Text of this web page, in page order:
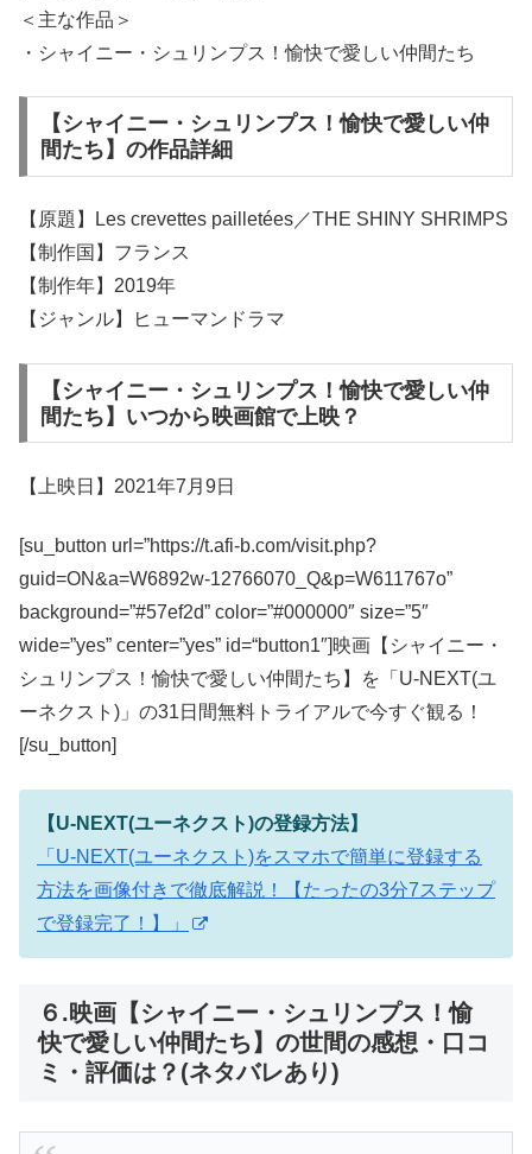
＜主な作品＞
・シャイニー・シュリンプス！愉快で愛しい仲間たち
【シャイニー・シュリンプス！愉快で愛しい仲
間たち】の作品詳細
【原題】Les crevettes pailletées／THE SHINY SHRIMPS
【制作国】フランス
【制作年】2019年
【ジャンル】ヒューマンドラマ
【シャイニー・シュリンプス！愉快で愛しい仲
間たち】いつから映画館で上映？
【上映日】2021年7月9日
[su_button url=”https://t.afi-b.com/visit.php?
guid=ON&a=W6892w-12766070_Q&p=W611767o”
background=”#57ef2d” color=”#000000″ size=”5″
wide=”yes” center=”yes” id=“button1″]映画【シャイニー・
シュリンプス！愉快で愛しい仲間たち】を「U-NEXT(ユ
ーネクスト)」の31日間無料トライアルで今すぐ観る！
[/su_button]
【U-NEXT(ユーネクスト)の登録方法】
「U-NEXT(ユーネクスト)をスマホで簡単に登録する
方法を画像付きで徹底解説！【たったの3分7ステップ
で登録完了！】」
６.映画【シャイニー・シュリンプス！愉
快で愛しい仲間たち】の世間の感想・口コ
ミ・評価は？(ネタバレあり)